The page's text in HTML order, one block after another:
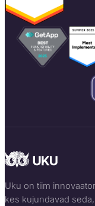
Uku on tiim
kes kujundavad